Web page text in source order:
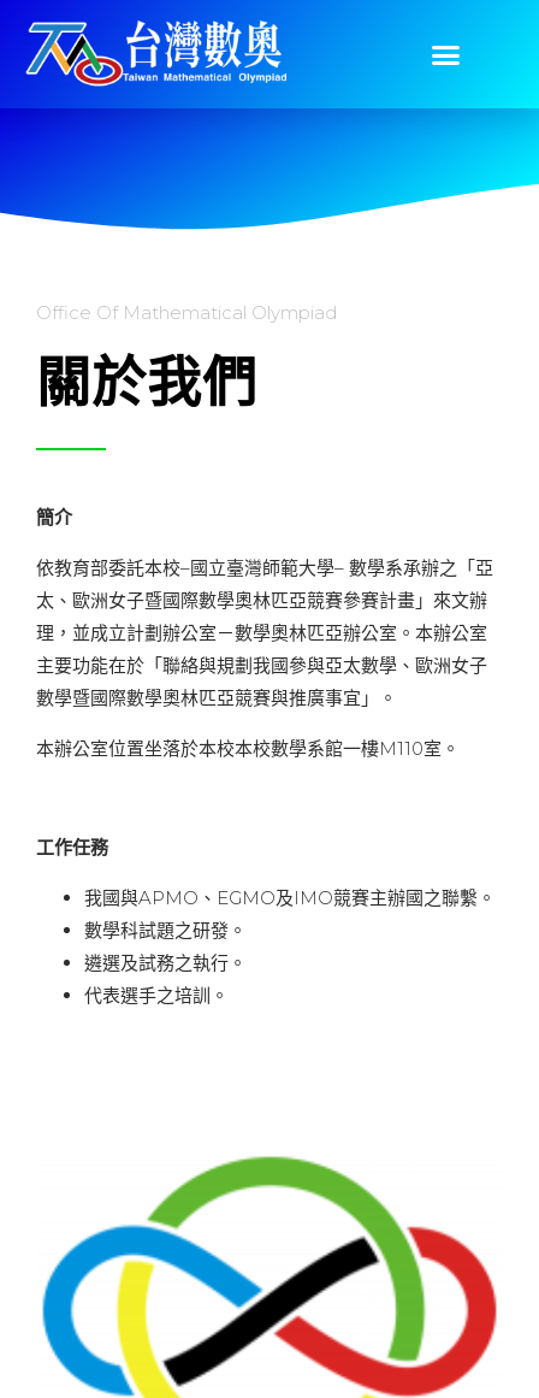
Office Of Mathematical Olympiad
關於我們
簡介
依教育部委託本校–國立臺灣師範大學– 數學系承辦之「亞
太 、 歐洲女子暨國際數學奧林匹亞競賽參賽計畫」來文辦
理，並成立計劃辦公室－數學奧林匹亞辦公室。本辦公室
主要功能在於「聯絡與規劃我國參與亞太數學 、 歐洲女子
數學暨國際數學奧林匹亞競賽與推廣事宜」。
本辦公室位置坐落於本校本校數學系館一樓M110室。
工作任務
我國與APMO、EGMO及IMO競賽主辦國之聯繫。
數學科試題之研發。
遴選及試務之執行。
代表選手之培訓。